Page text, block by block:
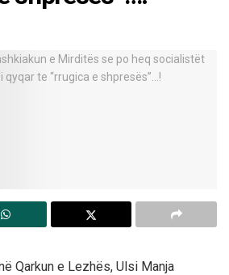
Qarkun e Lezhës, Ulsi Manja